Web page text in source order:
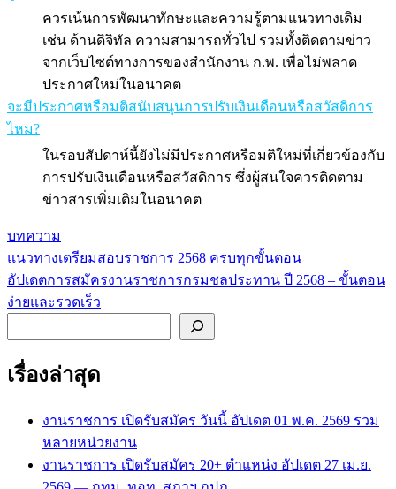
ควรเน้นการพัฒนาทักษะและความรู้ตามแนวทางเดิม
เช่น ด้านดิจิทัล ความสามารถทั่วไป รวมทั้งติดตามข่าว
จากเว็บไซต์ทางการของสำนักงาน ก.พ. เพื่อไม่พลาด
ประกาศใหม่ในอนาคต
จะมีประกาศหรือมติสนับสนุนการปรับเงินเดือนหรือสวัสดิการ
ไหม?
ในรอบสัปดาห์นี้ยังไม่มีประกาศหรือมติใหม่ที่เกี่ยวข้องกับ
การปรับเงินเดือนหรือสวัสดิการ ซึ่งผู้สนใจควรติดตาม
ข่าวสารเพิ่มเติมในอนาคต
บทความ
แนะแนว
เรื่อง
แนวทางเตรียมสอบราชการ 2568 ครบทุกขั้นตอน
อัปเดตการสมัครงานราชการกรมชลประทาน ปี 2568 – ขั้นตอน
ง่ายและรวดเร็ว
เรื่องล่าสุด
งานราชการ เปิดรับสมัคร วันนี้ อัปเดต 01 พ.ค. 2569 รวม
หลายหน่วยงาน
งานราชการ เปิดรับสมัคร 20+ ตำแหน่ง อัปเดต 27 เม.ย.